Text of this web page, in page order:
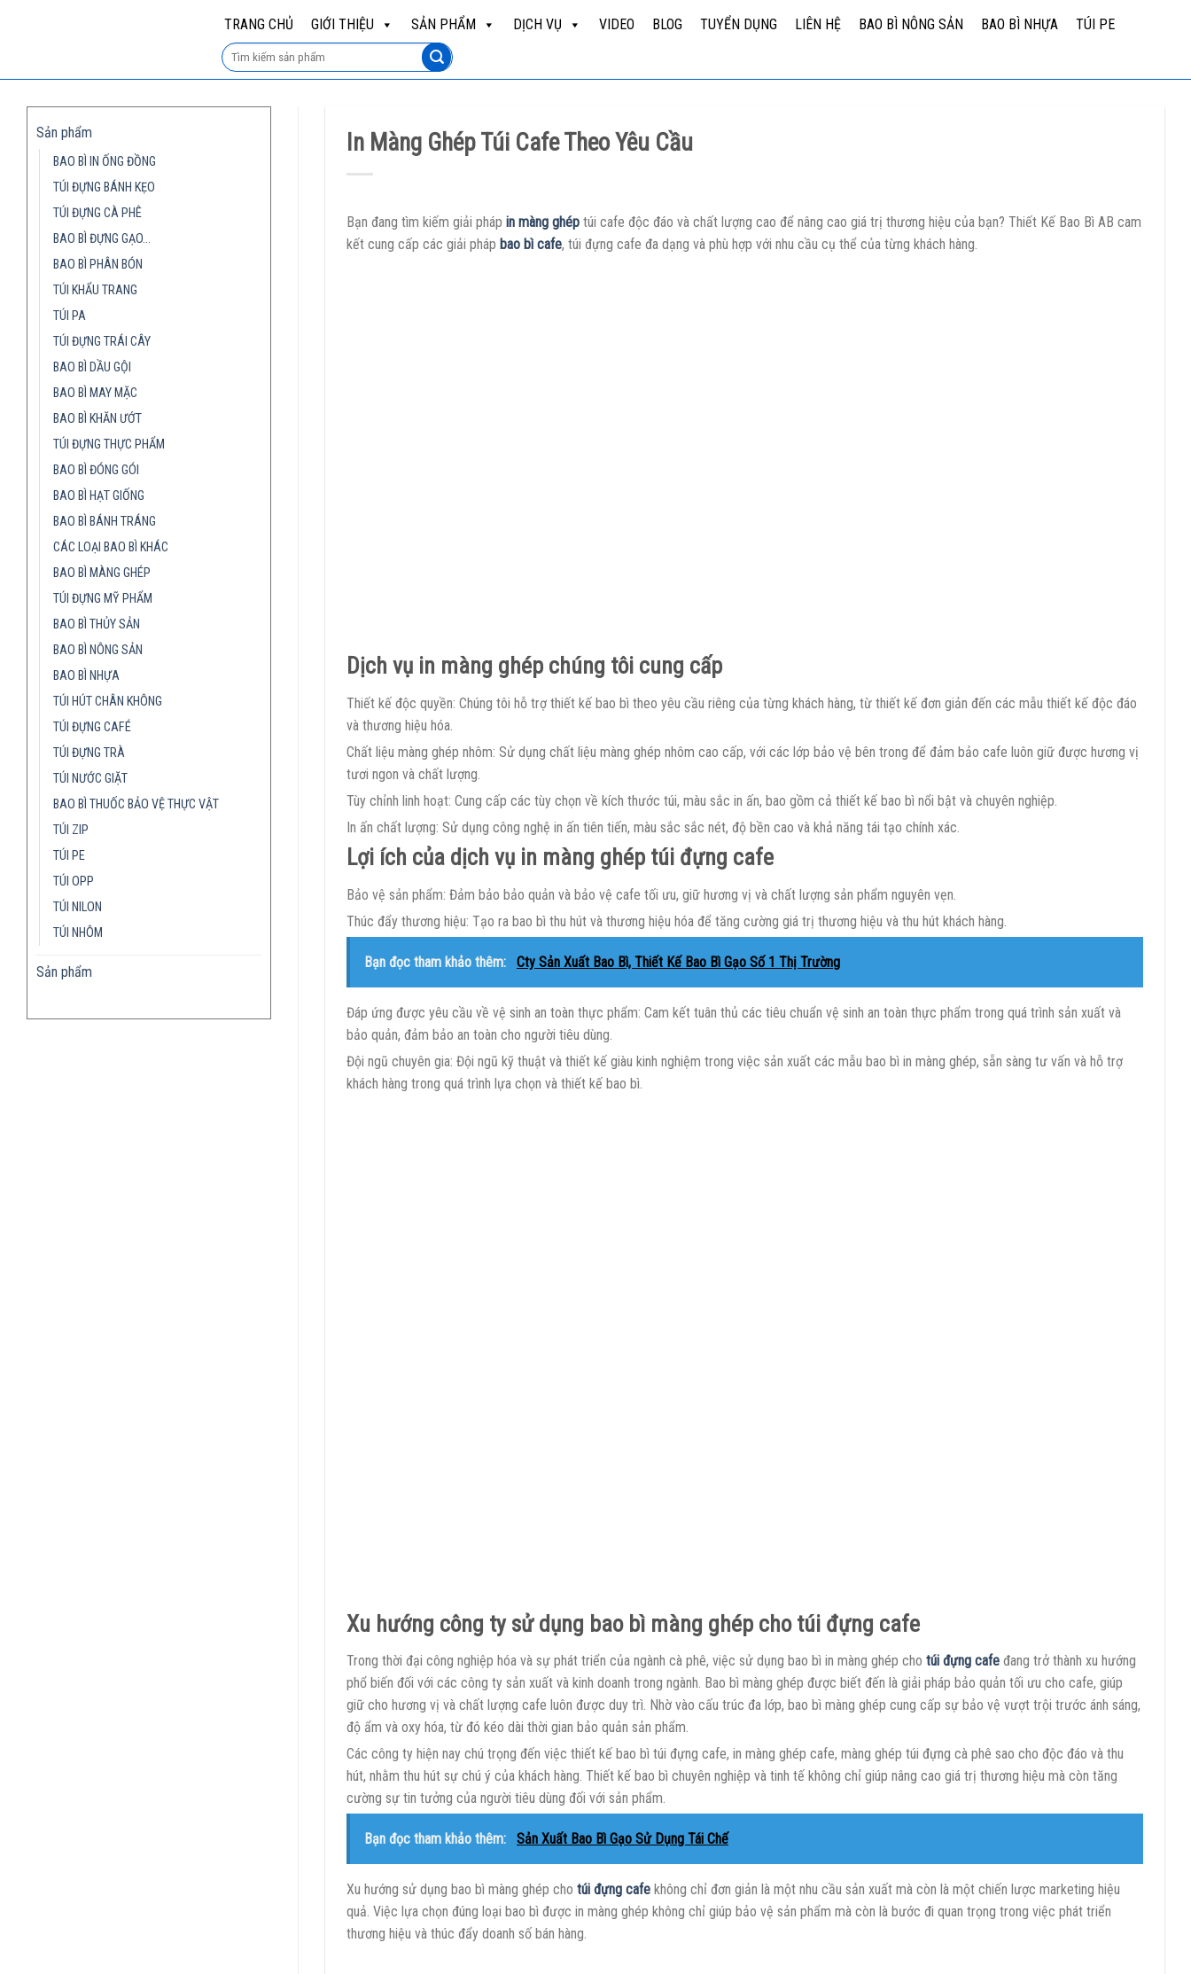
TRANG CHỦ GIỚI THIỆU SẢN PHẨM DỊCH VỤ VIDEO BLOG TUYỂN DỤNG LIÊN HỆ BAO BÌ NÔNG SẢN BAO BÌ NHỰA TÚI PE
Sản phẩm
BAO BÌ IN ỐNG ĐỒNG
TÚI ĐỰNG BÁNH KẸO
TÚI ĐỰNG CÀ PHÊ
BAO BÌ ĐỰNG GẠO…
BAO BÌ PHÂN BÓN
TÚI KHẨU TRANG
TÚI PA
TÚI ĐỰNG TRÁI CÂY
BAO BÌ DẦU GỘI
BAO BÌ MAY MẶC
BAO BÌ KHĂN ƯỚT
TÚI ĐỰNG THỰC PHẨM
BAO BÌ ĐÓNG GÓI
BAO BÌ HẠT GIỐNG
BAO BÌ BÁNH TRÁNG
CÁC LOẠI BAO BÌ KHÁC
BAO BÌ MÀNG GHÉP
TÚI ĐỰNG MỸ PHẨM
BAO BÌ THỦY SẢN
BAO BÌ NÔNG SẢN
BAO BÌ NHỰA
TÚI HÚT CHÂN KHÔNG
TÚI ĐỰNG CAFÉ
TÚI ĐỰNG TRÀ
TÚI NƯỚC GIẶT
BAO BÌ THUỐC BẢO VỆ THỰC VẬT
TÚI ZIP
TÚI PE
TÚI OPP
TÚI NILON
TÚI NHÔM
Sản phẩm
In Màng Ghép Túi Cafe Theo Yêu Cầu
Bạn đang tìm kiếm giải pháp in màng ghép túi cafe độc đáo và chất lượng cao để nâng cao giá trị thương hiệu của bạn? Thiết Kế Bao Bì AB cam
kết cung cấp các giải pháp bao bì cafe, túi đựng cafe đa dạng và phù hợp với nhu cầu cụ thể của từng khách hàng.
Dịch vụ in màng ghép chúng tôi cung cấp
Thiết kế độc quyền: Chúng tôi hỗ trợ thiết kế bao bì theo yêu cầu riêng của từng khách hàng, từ thiết kế đơn giản đến các mẫu thiết kế độc đáo
và thương hiệu hóa.
Chất liệu màng ghép nhôm: Sử dụng chất liệu màng ghép nhôm cao cấp, với các lớp bảo vệ bên trong để đảm bảo cafe luôn giữ được hương vị
tươi ngon và chất lượng.
Tùy chỉnh linh hoạt: Cung cấp các tùy chọn về kích thước túi, màu sắc in ấn, bao gồm cả thiết kế bao bì nổi bật và chuyên nghiệp.
In ấn chất lượng: Sử dụng công nghệ in ấn tiên tiến, màu sắc sắc nét, độ bền cao và khả năng tái tạo chính xác.
Lợi ích của dịch vụ in màng ghép túi đựng cafe
Bảo vệ sản phẩm: Đảm bảo bảo quản và bảo vệ cafe tối ưu, giữ hương vị và chất lượng sản phẩm nguyên vẹn.
Thúc đẩy thương hiệu: Tạo ra bao bì thu hút và thương hiệu hóa để tăng cường giá trị thương hiệu và thu hút khách hàng.
Bạn đọc tham khảo thêm: Cty Sản Xuất Bao Bì, Thiết Kế Bao Bì Gạo Số 1 Thị Trường
Đáp ứng được yêu cầu về vệ sinh an toàn thực phẩm: Cam kết tuân thủ các tiêu chuẩn vệ sinh an toàn thực phẩm trong quá trình sản xuất và
bảo quản, đảm bảo an toàn cho người tiêu dùng.
Đội ngũ chuyên gia: Đội ngũ kỹ thuật và thiết kế giàu kinh nghiệm trong việc sản xuất các mẫu bao bì in màng ghép, sẵn sàng tư vấn và hỗ trợ
khách hàng trong quá trình lựa chọn và thiết kế bao bì.
Xu hướng công ty sử dụng bao bì màng ghép cho túi đựng cafe
Trong thời đại công nghiệp hóa và sự phát triển của ngành cà phê, việc sử dụng bao bì in màng ghép cho túi đựng cafe đang trở thành xu hướng
phổ biến đối với các công ty sản xuất và kinh doanh trong ngành. Bao bì màng ghép được biết đến là giải pháp bảo quản tối ưu cho cafe, giúp
giữ cho hương vị và chất lượng cafe luôn được duy trì. Nhờ vào cấu trúc đa lớp, bao bì màng ghép cung cấp sự bảo vệ vượt trội trước ánh sáng,
độ ẩm và oxy hóa, từ đó kéo dài thời gian bảo quản sản phẩm.
Các công ty hiện nay chú trọng đến việc thiết kế bao bì túi đựng cafe, in màng ghép cafe, màng ghép túi đựng cà phê sao cho độc đáo và thu
hút, nhằm thu hút sự chú ý của khách hàng. Thiết kế bao bì chuyên nghiệp và tinh tế không chỉ giúp nâng cao giá trị thương hiệu mà còn tăng
cường sự tin tưởng của người tiêu dùng đối với sản phẩm.
Bạn đọc tham khảo thêm: Sản Xuất Bao Bì Gạo Sử Dụng Tái Chế
Xu hướng sử dụng bao bì màng ghép cho túi đựng cafe không chỉ đơn giản là một nhu cầu sản xuất mà còn là một chiến lược marketing hiệu
quả. Việc lựa chọn đúng loại bao bì được in màng ghép không chỉ giúp bảo vệ sản phẩm mà còn là bước đi quan trọng trong việc phát triển
thương hiệu và thúc đẩy doanh số bán hàng.